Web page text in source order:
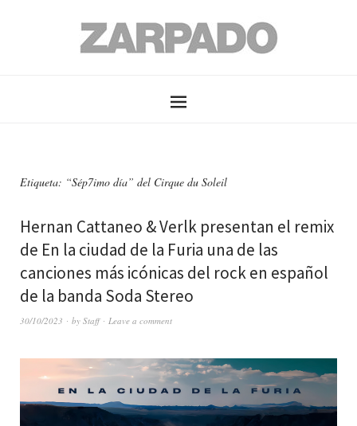
Etiqueta: “Sép7imo día” del Cirque du Soleil
Hernan Cattaneo & Verlk presentan el remix
de En la ciudad de la Furia una de las
canciones más icónicas del rock en español
de la banda Soda Stereo
30/10/2023 by Staff Leave a comment